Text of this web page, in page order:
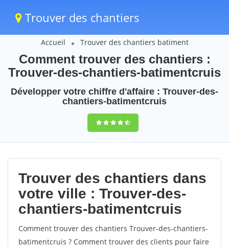
Trouver des chantiers
Accueil Trouver des chantiers batiment
Comment trouver des chantiers :
Trouver-des-chantiers-batimentcruis
Développer votre chiffre d'affaire : Trouver-des-
chantiers-batimentcruis
9,5(100%)65
votes
Trouver des chantiers dans
votre ville : Trouver-des-
chantiers-batimentcruis
Comment trouver des chantiers Trouver-des-chantiers-
batimentcruis ? Comment trouver des clients pour faire